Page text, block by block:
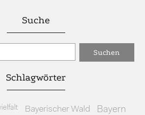
Suche
Schlagwörter
Bayerischer Wald Bayern